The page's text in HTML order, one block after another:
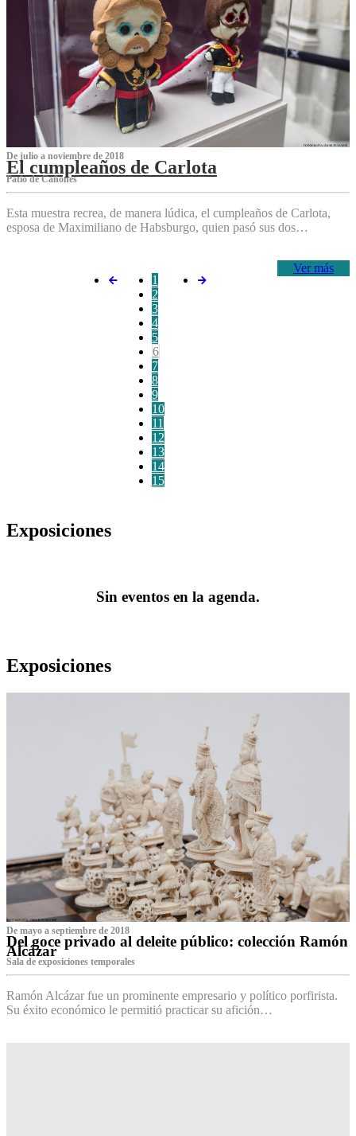
De julio a noviembre de 2018
El cumpleaños de Carlota
Patio de Cañones
Esta muestra recrea, de manera lúdica, el cumpleaños de Carlota,
esposa de Maximiliano de Habsburgo, quien pasó sus dos…
Ver más
1
2
3
4
5
6
7
8
9
10
11
12
13
14
15
Exposiciones
Sin eventos en la agenda.
Exposiciones
De mayo a septiembre de 2018
Del goce privado al deleite público: colección Ramón
Alcázar
Sala de exposiciones temporales
Ramón Alcázar fue un prominente empresario y político porfirista.
Su éxito económico le permitió practicar su afición…